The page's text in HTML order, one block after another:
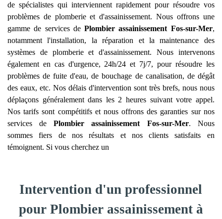
de spécialistes qui interviennent rapidement pour résoudre vos
problèmes de plomberie et d'assainissement. Nous offrons une
gamme de services dePlombier assainissement Fos-sur-Mer,
notamment l'installation, la réparation et la maintenance des
systèmes de plomberie et d'assainissement. Nous intervenons
également en cas d'urgence, 24h/24 et 7j/7, pour résoudre les
problèmes de fuite d'eau, de bouchage de canalisation, de dégât
des eaux, etc. Nos délais d'intervention sont très brefs, nous nous
déplaçons généralement dans les 2 heures suivant votre appel.
Nos tarifs sont compétitifs et nous offrons des garanties sur nos
services dePlombier assainissement Fos-sur-Mer. Nous
sommes fiers de nos résultats et nos clients satisfaits en
témoignent. Si vous cherchez un
Intervention d'un professionnel
pour Plombier assainissement à